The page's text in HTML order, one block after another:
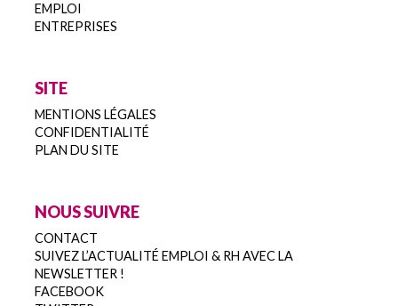
EMPLOI
ENTREPRISES
SITE
MENTIONS LÉGALES
CONFIDENTIALITÉ
PLAN DU SITE
NOUS SUIVRE
CONTACT
SUIVEZ L’ACTUALITÉ EMPLOI & RH AVEC LA
NEWSLETTER !
FACEBOOK